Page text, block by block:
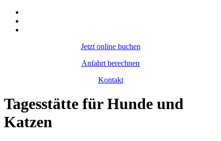
Jetzt online buchen
Anfahrt berechnen
Kontakt
Tagesstätte für Hunde und
Katzen